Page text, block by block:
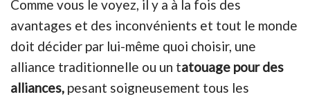
Comme vous le voyez, il y a à la fois des
avantages et des inconvénients et tout le monde
doit décider par lui-même quoi choisir, une
alliance traditionnelle ou un tatouage pour des
alliances, pesant soigneusement tous les